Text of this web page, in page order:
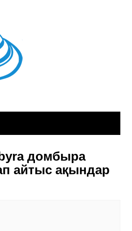
домбыра
айтыс ақындар